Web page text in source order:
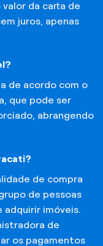
da carta de
juros, apenas
de acordo com o
que pode ser
abrangendo
de compra
de pessoas
adquirir imóveis.
de
os pagamentos